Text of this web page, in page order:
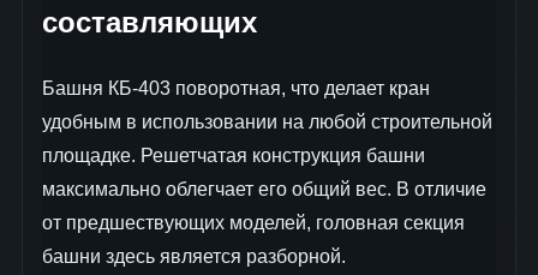
составляющих
Башня КБ-403 поворотная, что делает кран
удобным в использовании на любой строительной
площадке. Решетчатая конструкция башни
максимально облегчает его общий вес. В отличие
от предшествующих моделей, головная секция
башни здесь является разборной.